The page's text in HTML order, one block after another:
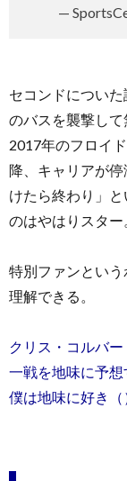
—
セコンドについ
のバスを襲撃して
2017年のフロイ
降、キャリアが
けたら終わり」
のはやはりスター
特別ファンとい
理解できる。
クリス・コルバ
一戦を地味に予
僕は地味に好き（